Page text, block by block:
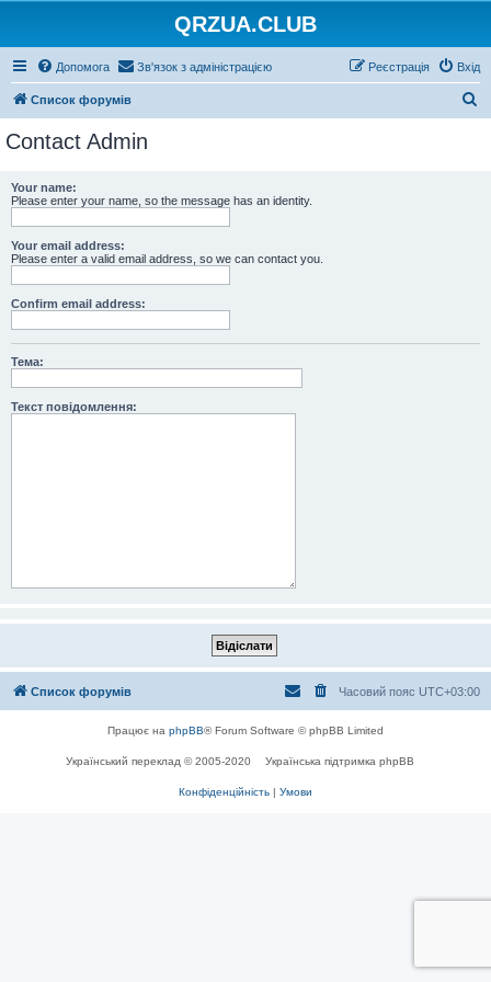
QRZUA.CLUB
Допомога Зв'язок з адміністрацією Вхід
Реєстрація
Список форумів
Contact Admin
Your name:
Please enter your name, so the message has an identity.
Your email address:
Please enter a valid email address, so we can contact you.
Confirm email address:
Тема:
Текст повідомлення:
Список форумів Часовий пояс UTC+03:00
Працює на phpBB® Forum Software © phpBB Limited
Український переклад © 2005-2020 Українська підтримка phpBB
Конфіденційність | Умови